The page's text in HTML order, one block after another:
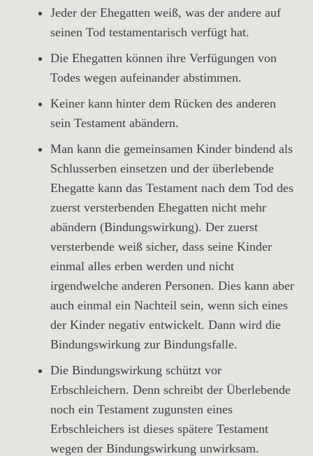
Jeder der Ehegatten weiß, was der andere auf
seinen Tod testamentarisch verfügt hat.
Die Ehegatten können ihre Verfügungen von
Todes wegen aufeinander abstimmen.
Keiner kann hinter dem Rücken des anderen
sein Testament abändern.
Man kann die gemeinsamen Kinder bindend als
Schlusserben einsetzen und der überlebende
Ehegatte kann das Testament nach dem Tod des
zuerst versterbenden Ehegatten nicht mehr
abändern (Bindungswirkung). Der zuerst
versterbende weiß sicher, dass seine Kinder
einmal alles erben werden und nicht
irgendwelche anderen Personen. Dies kann aber
auch einmal ein Nachteil sein, wenn sich eines
der Kinder negativ entwickelt. Dann wird die
Bindungswirkung zur Bindungsfalle.
Die Bindungswirkung schützt vor
Erbschleichern. Denn schreibt der Überlebende
noch ein Testament zugunsten eines
Erbschleichers ist dieses spätere Testament
wegen der Bindungswirkung unwirksam.